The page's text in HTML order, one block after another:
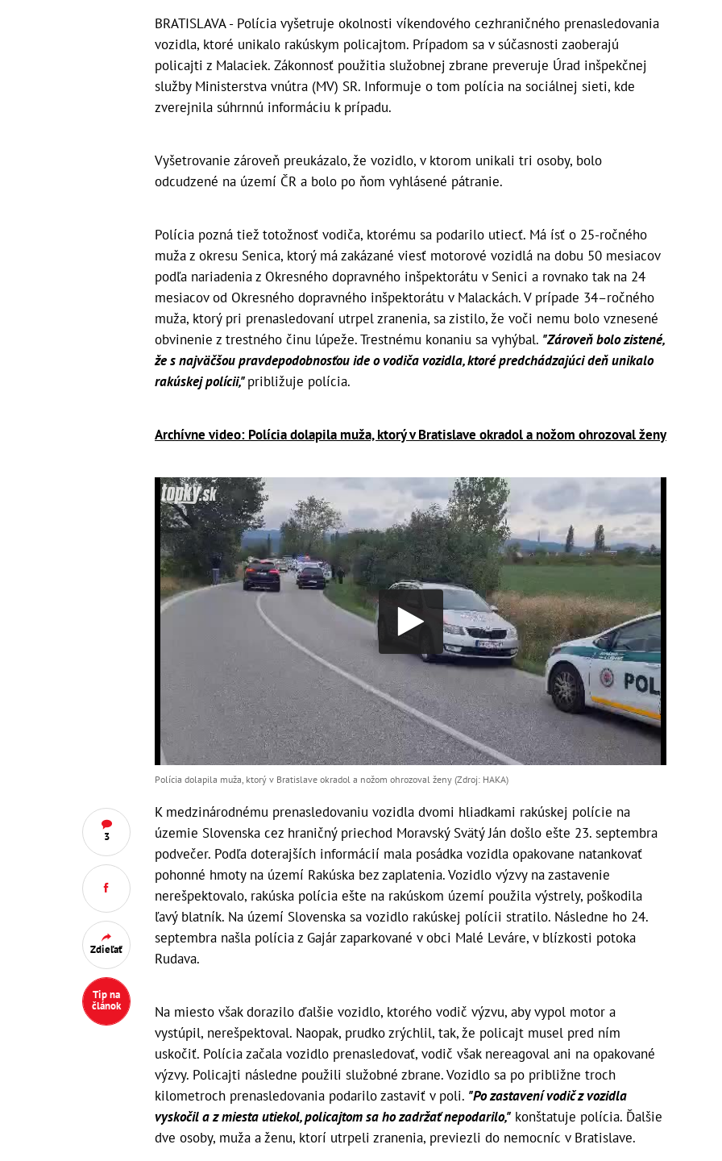
3
Zdieľať
Tip na
článok
BRATISLAVA - Polícia vyšetruje okolnosti víkendového cezhraničného prenasledovania
vozidla, ktoré unikalo rakúskym policajtom. Prípadom sa v súčasnosti zaoberajú
policajti z Malaciek. Zákonnosť použitia služobnej zbrane preveruje Úrad inšpekčnej
služby Ministerstva vnútra (MV) SR. Informuje o tom polícia na sociálnej sieti, kde
zverejnila súhrnnú informáciu k prípadu.
Vyšetrovanie zároveň preukázalo, že vozidlo, v ktorom unikali tri osoby, bolo
odcudzené na území ČR a bolo po ňom vyhlásené pátranie.
Polícia pozná tiež totožnosť vodiča, ktorému sa podarilo utiecť. Má ísť o 25-ročného
muža z okresu Senica, ktorý má zakázané viesť motorové vozidlá na dobu 50 mesiacov
podľa nariadenia z Okresného dopravného inšpektorátu v Senici a rovnako tak na 24
mesiacov od Okresného dopravného inšpektorátu v Malackách. V prípade 34–ročného
muža, ktorý pri prenasledovaní utrpel zranenia, sa zistilo, že voči nemu bolo vznesené
obvinenie z trestného činu lúpeže. Trestnému konaniu sa vyhýbal. "Zároveň bolo zistené,
že s najväčšou pravdepodobnosťou ide o vodiča vozidla, ktoré predchádzajúci deň unikalo
rakúskej polícii,"približuje polícia.
Archívne video: Polícia dolapila muža, ktorý v Bratislave okradol a nožom ohrozoval ženy
Polícia dolapila muža, ktorý v Bratislave okradol a nožom ohrozoval ženy (Zdroj: HAKA)
K medzinárodnému prenasledovaniu vozidla dvomi hliadkami rakúskej polície na
územie Slovenska cez hraničný priechod Moravský Svätý Ján došlo ešte 23. septembra
podvečer. Podľa doterajších informácií mala posádka vozidla opakovane natankovať
pohonné hmoty na území Rakúska bez zaplatenia. Vozidlo výzvy na zastavenie
nerešpektovalo, rakúska polícia ešte na rakúskom území použila výstrely, poškodila
ľavý blatník. Na území Slovenska sa vozidlo rakúskej polícii stratilo. Následne ho 24.
septembra našla polícia z Gajár zaparkované v obci Malé Leváre, v blízkosti potoka
Rudava.
Na miesto však dorazilo ďalšie vozidlo, ktorého vodič výzvu, aby vypol motor a
vystúpil, nerešpektoval. Naopak, prudko zrýchlil, tak, že policajt musel pred ním
uskočiť. Polícia začala vozidlo prenasledovať, vodič však nereagoval ani na opakované
výzvy. Policajti následne použili služobné zbrane. Vozidlo sa po približne troch
kilometroch prenasledovania podarilo zastaviť v poli. "Po zastavení vodič z vozidla
vyskočil a z miesta utiekol, policajtom sa ho zadržať nepodarilo," konštatuje polícia. Ďalšie
dve osoby, muža a ženu, ktorí utrpeli zranenia, previezli do nemocníc v Bratislave.